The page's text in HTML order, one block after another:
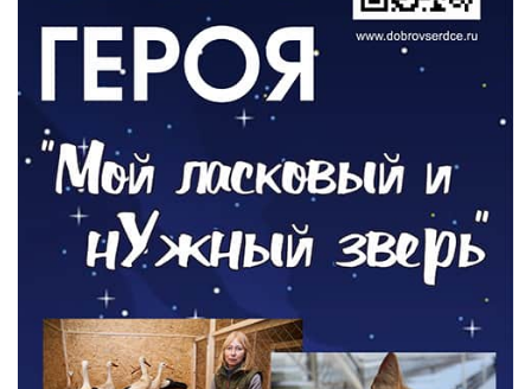
Новый настил на экотропе
05.08.2026